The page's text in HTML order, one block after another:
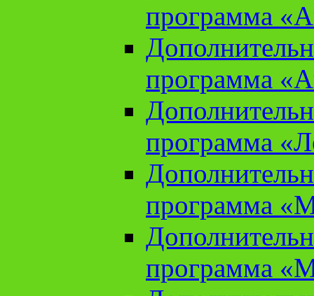
программа
программа
программа
программа
программа